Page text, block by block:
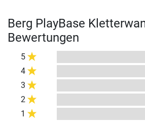
Berg PlayBase
Bewertungen
5
4
3
2
1